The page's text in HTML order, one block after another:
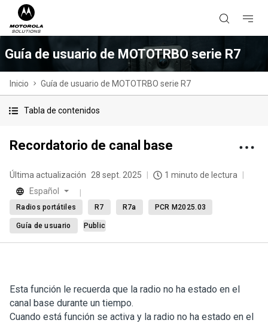
Guía de usuario de MOTOTRBO serie R7
Inicio Guía de usuario de MOTOTRBO serie R7
Tabla de contenidos
Recordatorio de canal base
Última actualización 28 sept. 2025
1 minuto de lectura
Español
Radios portátiles R7 R7a PCR M2025.03
Guía de usuario Public
Esta función le recuerda que la radio no ha estado en el
canal base durante un tiempo.
Cuando está función se activa y la radio no ha estado en el